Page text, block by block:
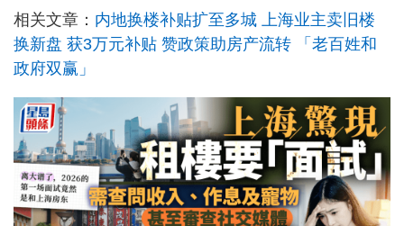
相关文章： 内地换楼补贴扩至多城 上海业主卖旧楼
换新盘 获3万元补贴 赞政策助房产流转 「老百姓和
政府双赢」